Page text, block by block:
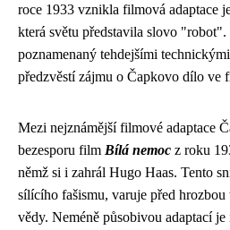
roce 1933 vznikla filmová adaptace
která světu představila slovo
poznamenaný tehdejšími
předzvěstí zájmu o Čapkovo dílo ve
Mezi nejznámější filmové adaptace
bezesporu film Bílá nemoc z roku
němž si i zahrál Hugo Haas. Tento
sílícího fašismu, varuje před
vědy. Neméně působivou adaptací